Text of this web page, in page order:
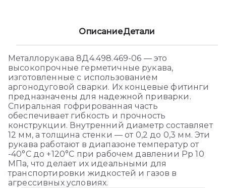
ОписаниеДетали
Металлорукава 8Д4.498.469-06 — это
высокопрочные герметичные рукава,
изготовленные с использованием
аргонодуговой сварки. Их концевые фитинги
предназначены для надежной приварки.
Спиральная гофрированная часть
обеспечивает гибкость и прочность
конструкции. Внутренний диаметр составляет
12 мм, а толщина стенки — от 0,2 до 0,3 мм. Эти
рукава работают в диапазоне температур от
-40°C до +120°C при рабочем давлении Pp 10
МПа, что делает их идеальными для
транспортировки жидкостей и газов в
агрессивных условиях.